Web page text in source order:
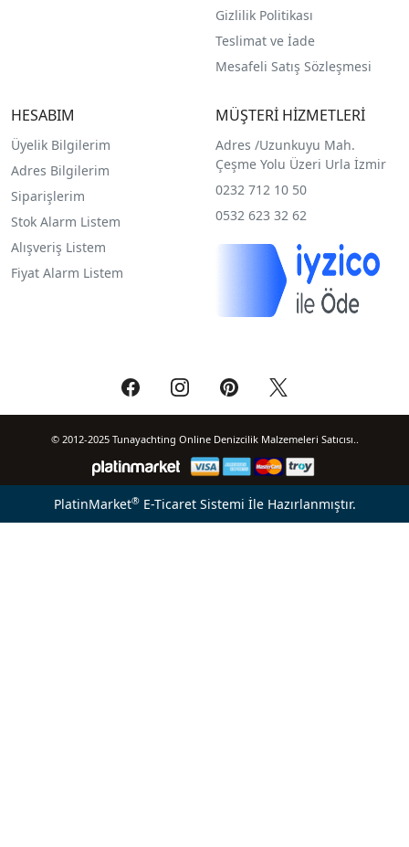
Gizlilik Politikası
Teslimat ve İade
Mesafeli Satış Sözleşmesi
HESABIM
Üyelik Bilgilerim
Adres Bilgilerim
Siparişlerim
Stok Alarm Listem
Alışveriş Listem
Fiyat Alarm Listem
MÜŞTERİ HİZMETLERİ
Adres /Uzunkuyu Mah.
Çeşme Yolu Üzeri Urla İzmir
0232 712 10 50
0532 623 32 62
© 2012-2025 Tunayachting Online Denizcilik Malzemeleri Satıcısı..
PlatinMarket®E-Ticaret Sistemi İle Hazırlanmıştır.